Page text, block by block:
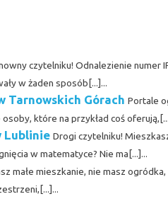
czytelniku! Odnalezienie numer
w żaden sposób[...]...
Tarnowskich Górach Portale
które na przykład coś
Lublinie Drogi czytelniku!
w matematyce? Nie ma[...]...
małe mieszkanie, nie masz